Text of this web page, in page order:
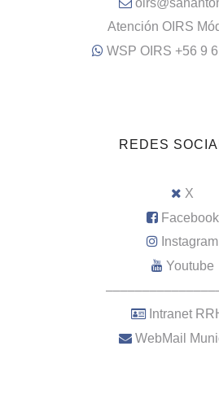
Atención OIRS
WSP OIRS +56 9
REDES
X
Facebook
Instagram
Youtube
Intranet
WebMail